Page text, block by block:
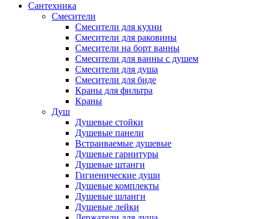
Сантехника
Смесители
Смесители для кухни
Смесители для раковины
Смесители на борт ванны
Смесители для ванны с душем
Смесители для душа
Смесители для биде
Краны для фильтра
Краны
Душ
Душевые стойки
Душевые панели
Встраиваемые душевые
Душевые гарнитуры
Душевые штанги
Гигиенические души
Душевые комплекты
Душевые шланги
Душевые лейки